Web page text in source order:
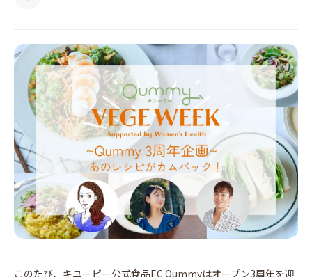
このたび、キユーピー公式食品EC Qummyはオープン3周年を迎